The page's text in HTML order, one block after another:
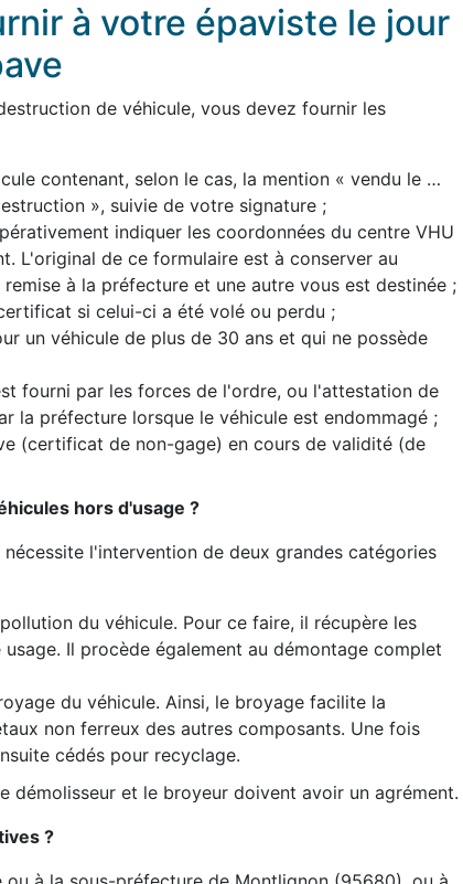
à votre épaviste le jour
de véhicule, vous devez fournir les
contenant, selon le cas, la mention « vendu le …
», suivie de votre signature ;
indiquer les coordonnées du centre VHU
L'original de ce formulaire est à conserver au
à la préfecture et une autre vous est destinée ;
si celui-ci a été volé ou perdu ;
un véhicule de plus de 30 ans et qui ne possède
fourni par les forces de l'ordre, ou l'attestation de
la préfecture lorsque le véhicule est endommagé ;
(certificat de non-gage) en cours de validité (de
hors d'usage ?
l'intervention de deux grandes catégories
du véhicule. Pour ce faire, il récupère les
Il procède également au démontage complet
du véhicule. Ainsi, le broyage facilite la
non ferreux des autres composants. Une fois
cédés pour recyclage.
démolisseur et le broyeur doivent avoir un agrément.
?